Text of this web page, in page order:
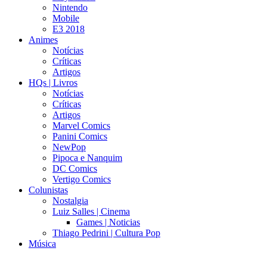
Nintendo
Mobile
E3 2018
Animes
Notícias
Críticas
Artigos
HQs | Livros
Notícias
Críticas
Artigos
Marvel Comics
Panini Comics
NewPop
Pipoca e Nanquim
DC Comics
Vertigo Comics
Colunistas
Nostalgia
Luiz Salles | Cinema
Games | Noticias
Thiago Pedrini | Cultura Pop
Música